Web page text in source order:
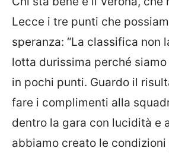
Lecce i tre punti che
speranza: “La classifica non
lotta durissima perché
in pochi punti. Guardo il
fare i complimenti alla
dentro la gara con lucidità e
abbiamo creato le